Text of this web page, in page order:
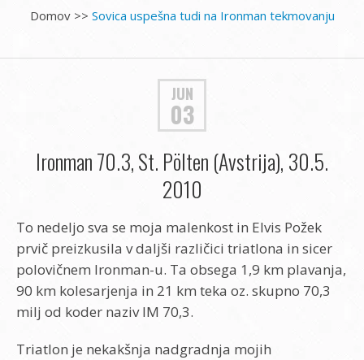
Domov >> Sovica uspešna tudi na Ironman tekmovanju
JUN
03
Ironman 70.3, St. Pölten (Avstrija), 30.5.
2010
To nedeljo sva se moja malenkost in Elvis Požek
prvič preizkusila v daljši različici triatlona in sicer
polovičnem Ironman-u. Ta obsega 1,9 km plavanja,
90 km kolesarjenja in 21 km teka oz. skupno 70,3
milj od koder naziv IM 70,3.
Triatlon je nekakšnja nadgradnja mojih